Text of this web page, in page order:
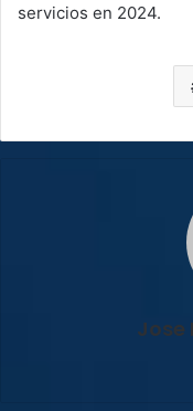
servicios en 2024.
Jose